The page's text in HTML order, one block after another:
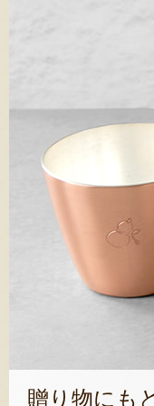
贈り物にも